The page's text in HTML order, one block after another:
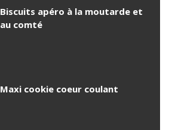
Biscuits apéro à la moutarde et
au comté
Maxi cookie coeur coulant